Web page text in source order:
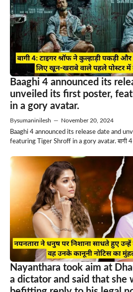
Baaghi 4 announced its
unveiled its first poster,
in a gory avatar.
Bysumaninilesh — November 20, 2024
Baaghi 4 announced its release date and
featuring Tiger Shroff in a gory avatar. बागी 4
Nayanthara took aim at
a dictator and said that she